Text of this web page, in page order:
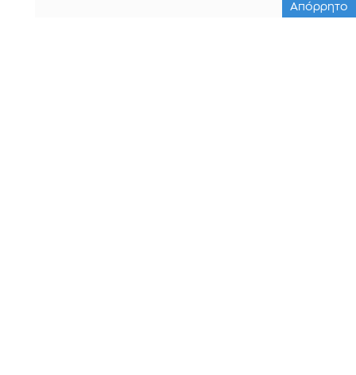
Απόρρητο